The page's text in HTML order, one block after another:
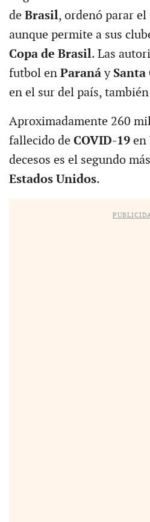
de Brasil, ordenó parar
aunque permite a sus
Copa de Brasil. Las
futbol en Paranáy
en el sur del país,
Aproximadamente 260
fallecido de COVID-19 en
decesos es el segundo
Estados Unidos.